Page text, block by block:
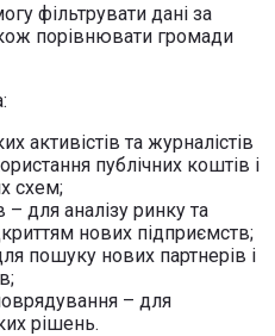
фільтрувати дані за
порівнювати громади
активістів та журналістів
публічних коштів і
схем;
– для аналізу ринку та
нових підприємств;
пошуку нових партнерів і
– для
рішень.